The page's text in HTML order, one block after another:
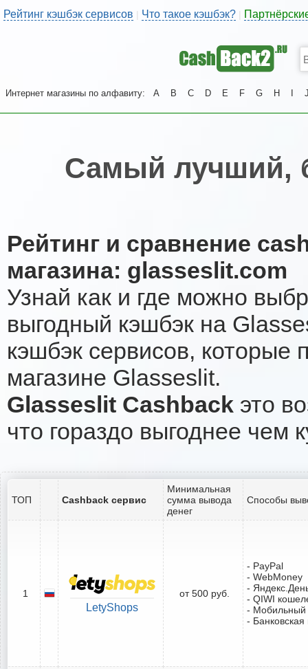
Рейтинг кэшбэк сервисов | Что такое кэшбэк? |
Интернет магазины по алфавиту: A B C D E F G H
Самый лучший,
Рейтинг и сравнение
магазина: glasseslit.com
Узнай как и где можно
выгодный кэшбэк на
кэшбэк сервисов, которые
магазине Glasseslit.
Glasseslit Cashback это
что гораздо выгоднее чем
ТОП Cashback сервис
Минимальная
сумма вывода
денег
Способы
1
LetyShops
от 500 руб.
- PayPal
- WebMoney
-
- QIWI
- Мобильный
-